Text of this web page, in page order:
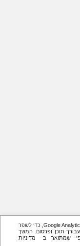
אנו משתמשים בעוגיות (Cookies) ובטכנולוגיות כמו Google Analytics, כדי לשפר
תוכן ופרסום. המשך
שמתואר ב- מדיניות